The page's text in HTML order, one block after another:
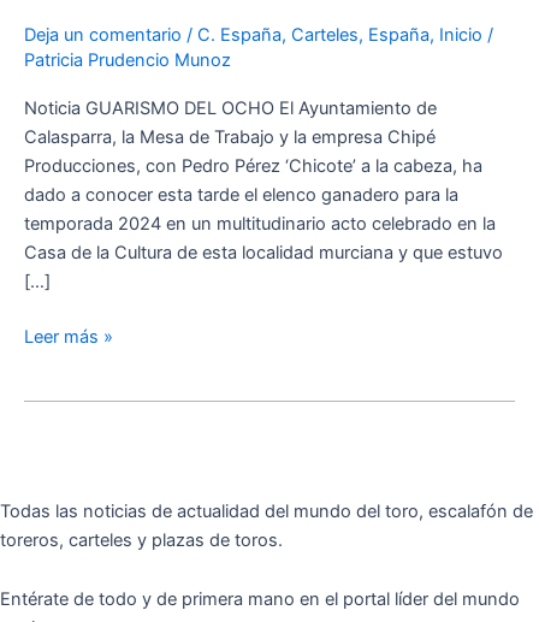
Deja un comentario / C. España, Carteles, España, Inicio /
Patricia Prudencio Munoz
Noticia GUARISMO DEL OCHO El Ayuntamiento de
Calasparra, la Mesa de Trabajo y la empresa Chipé
Producciones, con Pedro Pérez ‘Chicote’ a la cabeza, ha
dado a conocer esta tarde el elenco ganadero para la
temporada 2024 en un multitudinario acto celebrado en la
Casa de la Cultura de esta localidad murciana y que estuvo
[…]
para
su
Feria
Leer más »
Todas las noticias de actualidad del mundo del toro, escalafón de
toreros, carteles y plazas de toros.
Entérate de todo y de primera mano en el portal líder del mundo